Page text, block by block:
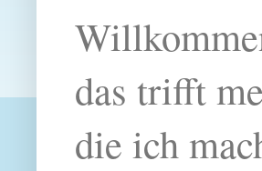
das trifft
die ich